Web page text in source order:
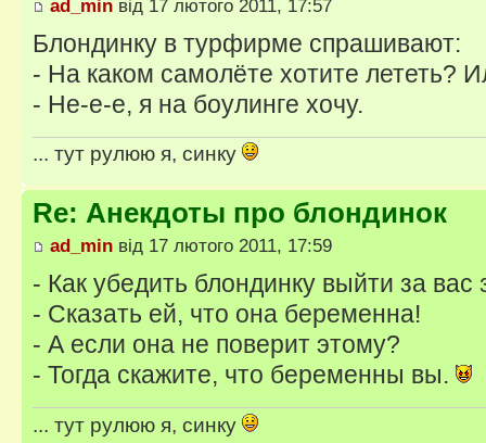
ad_min від 17 лютого 2011, 17:57
Блондинку в турфирме спрашивают:
- На каком самолёте хотите лететь?
- Не-е-е, я на боулинге хочу.
... тут рулюю я, синку
Re: Анекдоты про блондинок
ad_min від 17 лютого 2011, 17:59
- Как убедить блондинку выйти за вас
- Сказать ей, что она беременна!
- А если она не поверит этому?
- Тогда скажите, что беременны вы.
... тут рулюю я, синку